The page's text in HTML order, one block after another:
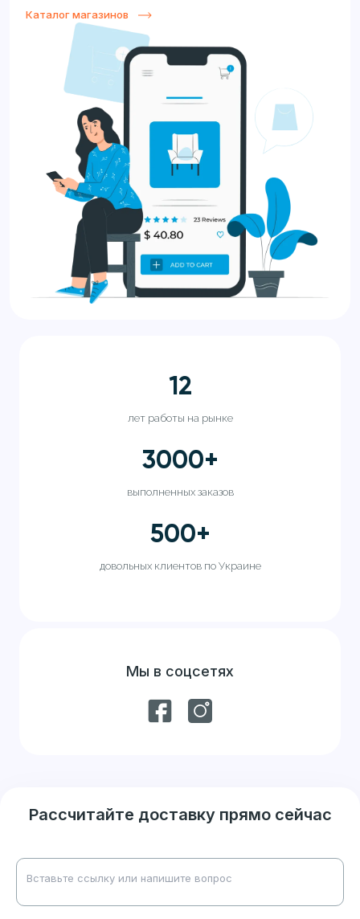
Каталог магазинов
12
лет работы на рынке
3000+
выполненных заказов
500+
довольных клиентов по Украине
Мы в соцсетях
Рассчитайте доставку прямо сейчас